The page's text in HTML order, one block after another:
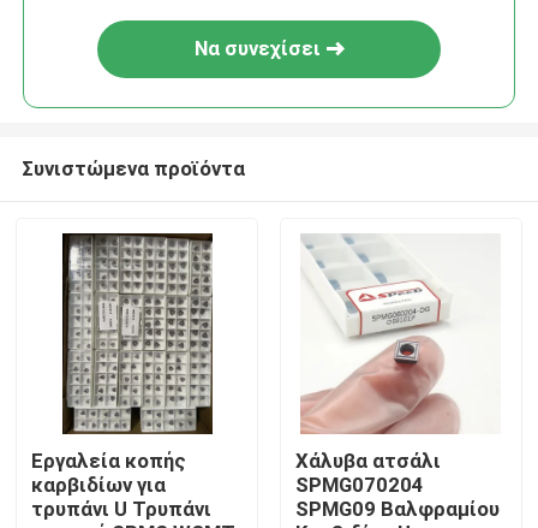
Να συνεχίσει
Συνιστώμενα προϊόντα
Εργαλεία κοπής
καρβιδίων για
τρυπάνι U Τρυπάνι
Χάλυβα ατσάλι
SPMG070204
SPMG09 Βαλφραμίου